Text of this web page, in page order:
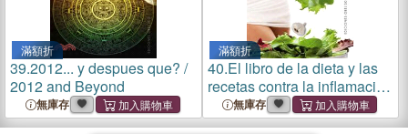
滿額折
39.2012... y despues que? /
2012 and Beyond
無庫存
滿額折
40.El libro de la dieta y las
recetas contra la inflamacion
/ The Anti-Inflammation Diet
and Recipe Book
無庫存